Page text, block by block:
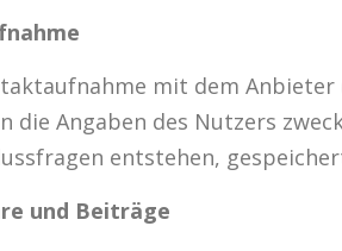
mit dem
die Angaben des Nutzers
entstehen,
und Beiträge